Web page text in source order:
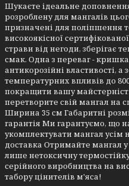
Шукаєте ідеальне
розроблену для мангалів
призначені для поліпшення
високоякісної
страви від негоди, зберігає
смак. Одна з переваг -
антикорозійні властивості,
температурних впливів до
покращити вашу
перетворите свій мангал на
Ширина 35 см Габаритні
гарантія Ми гарантуємо, що
укомплектувати мангал усім
доставка Отримайте мангал
лише нетоксичну
серійного виробництва на
табору цінителів м'яса!